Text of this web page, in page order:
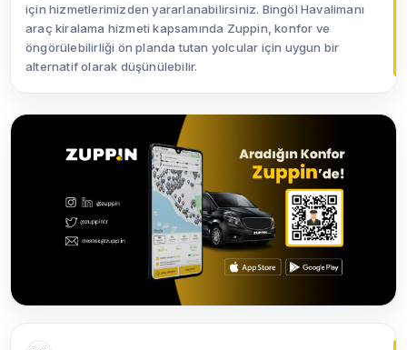
için hizmetlerimizden yararlanabilirsiniz. Bingöl Havalimanı
araç kiralama hizmeti kapsamında Zuppin, konfor ve
öngörülebilirliği ön planda tutan yolcular için uygun bir
alternatif olarak düşünülebilir.